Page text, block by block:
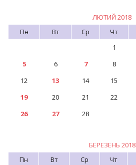
ЛЮТИЙ 2018
Пн
Вт Ср Чт
1
5
6 7 8
12
13 14 15
19
20 21 22
26
27 28
БЕРЕЗЕНЬ 2018
Пн
Вт Ср Чт